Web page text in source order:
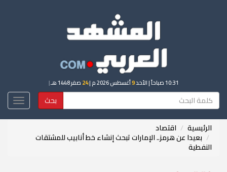
10:31 صباحاً | الأحد9أغسطس 2026 م | 24 صفر 1448 هـ |
بحث
الرئيسية اقتصاد
بعيدا عن هرمز.. الإمارات تبحث إنشاء خط أنابيب للمشتقات
النفطية